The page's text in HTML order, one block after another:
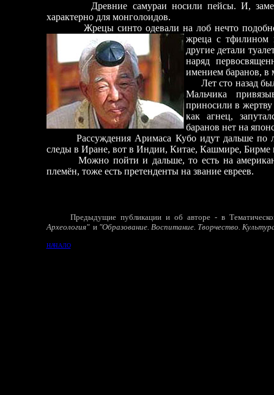
Древние самураи носили пейсы. И,
характерно для монголоидов.
Жрецы синто одевали на лоб нечто подобное
жреца с тфилином
другие детали
наряд
имением баранов, в
Лет сто назад
Мальчика
приносили в
как агнец,
баранов нет на
Рассуждения Аримаса Кубо идут дальше по
следы в Иране, вот в Индии, Китае, Кашмире, Бирме
Можно пойти и дальше, то есть на
племён, тоже есть претенденты на звание евреев.
Предыдущие публикации и об авторе - в
Археология"и "Образование. Воспитание. Творчество.
НАЧАЛО